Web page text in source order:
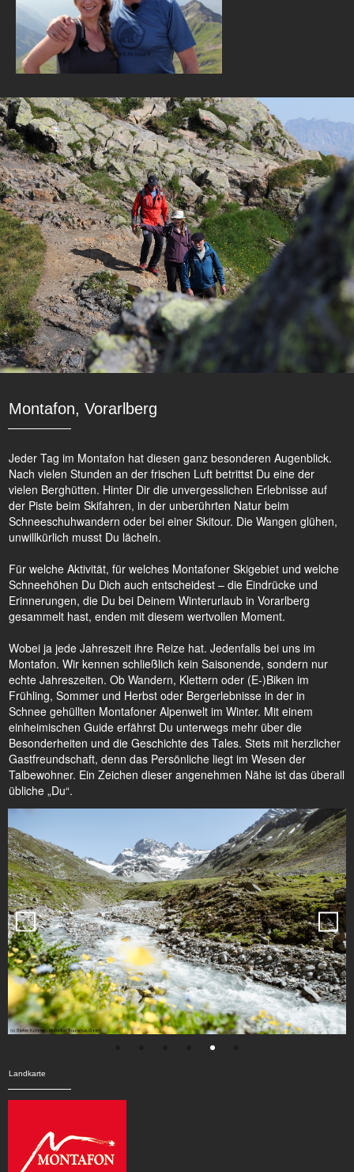
Montafon, Vorarlberg
Jeder Tag im Montafon hat diesen ganz besonderen Augenblick.
Nach vielen Stunden an der frischen Luft betrittst Du eine der
vielen Berghütten. Hinter Dir die unvergesslichen Erlebnisse auf
der Piste beim Skifahren, in der unberührten Natur beim
Schneeschuhwandern oder bei einer Skitour. Die Wangen glühen,
unwillkürlich musst Du lächeln.
Für welche Aktivität, für welches Montafoner Skigebiet und welche
Schneehöhen Du Dich auch entscheidest – die Eindrücke und
Erinnerungen, die Du bei Deinem Winterurlaub in Vorarlberg
gesammelt hast, enden mit diesem wertvollen Moment.
Wobei ja jede Jahreszeit ihre Reize hat. Jedenfalls bei uns im
Montafon. Wir kennen schließlich kein Saisonende, sondern nur
echte Jahreszeiten. Ob Wandern, Klettern oder (E-)Biken im
Frühling, Sommer und Herbst oder Bergerlebnisse in der in
Schnee gehüllten Montafoner Alpenwelt im Winter. Mit einem
einheimischen Guide erfährst Du unterwegs mehr über die
Besonderheiten und die Geschichte des Tales. Stets mit herzlicher
Gastfreundschaft, denn das Persönliche liegt im Wesen der
Talbewohner. Ein Zeichen dieser angenehmen Nähe ist das überall
übliche „Du“.
Landkarte